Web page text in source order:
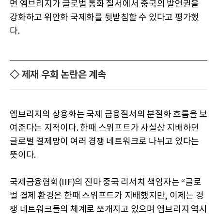
면 엠브리지가 글로벌 통화 질서에서 중국의 발언권을
강화하고 위안화 국제화를 뒷받침할 수 있다고 평가했
다.
◇ 제재 우회 논란은 계속
엠브리지의 상용화는 국제 금융질서의 분절화 흐름을 보
여준다는 지적이다. 한때 스위프트가 사실상 지배하던
글로벌 결제망이 여러 경쟁 네트워크로 나뉘고 있다는
뜻이다.
국제금융협회(IIF)의 진마 중국 리서치 책임자는 “글로
벌 결제 환경은 한때 스위프트가 지배했지만, 이제는 경
쟁 네트워크들의 체계로 쪼개지고 있으며 엠브리지 역시